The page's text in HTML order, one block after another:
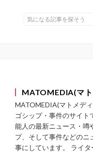
MATOMEDIA(マ
MATOMEDIA(マトメデ
ゴシップ・事件のサイト
能人の最新ニュース・噂
プ、そして事件などのニ
事にしています。 ライ